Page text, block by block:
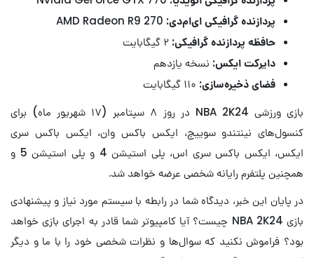
پردازنده گرافیکی ای‌ام‌دی:
حافظه پردازنده گرافیکی:
دایرکت ایکس: نسخه یازدهم
فضای ذخیره‌سازی:
بازی ورزشی NBA 2K24 در روز ۸ سپتامبر (۱۷ شهریور ماه) برای
کنسول‌های نینتندو سوییچ، ایکس باکس وان، ایکس باکس سری
ایکس، ایکس باکس سری اس، پلی استیشن 4 و پلی استیشن 5 و
همچنین پلتفرم رایانه شخصی عرضه خواهد شد.
در پایان این خبر، دیدگاه شما در رابطه با سیستم مورد نیاز و پیشنهادی
بازی NBA 2K24 چیست؟ آیا کامپیوتر شما قادر به اجرای بازی خواهد
بود؟ فراموش نکنید که سوال‌ها و نظرات شخصی خود را با ما و دیگر